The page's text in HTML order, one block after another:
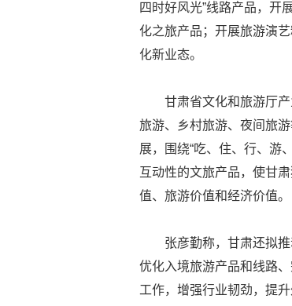
四时好风光”线路产品，开
化之旅产品；开展旅游演
化新业态。
甘肃省文化和旅游厅
旅游、乡村旅游、夜间旅
展，围绕“吃、住、行、游
互动性的文旅产品，使甘
值、旅游价值和经济价值。
张彦勤称，甘肃还拟
优化入境旅游产品和线路
工作，增强行业韧劲，提